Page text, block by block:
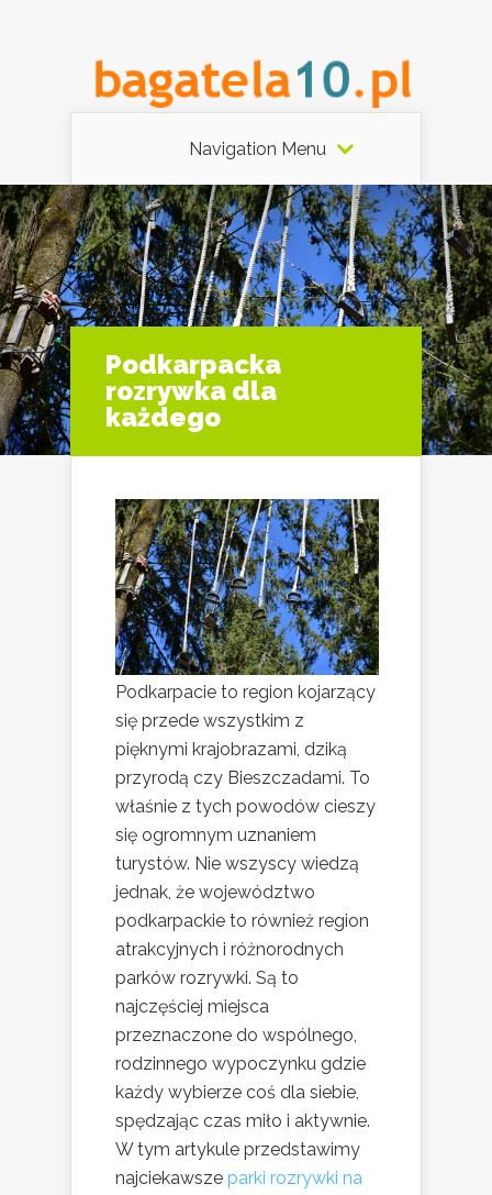
Navigation Menu
Podkarpacka
rozrywka dla
każdego
Podkarpacie to region kojarzący
się przede wszystkim z
pięknymi krajobrazami, dziką
przyrodą czy Bieszczadami. To
właśnie z tych powodów cieszy
się ogromnym uznaniem
turystów. Nie wszyscy wiedzą
jednak, że województwo
podkarpackie to również region
atrakcyjnych i różnorodnych
parków rozrywki. Są to
najczęściej miejsca
przeznaczone do wspólnego,
rodzinnego wypoczynku gdzie
każdy wybierze coś dla siebie,
spędzając czas miło i aktywnie.
W tym artykule przedstawimy
najciekawsze parki rozrywki na